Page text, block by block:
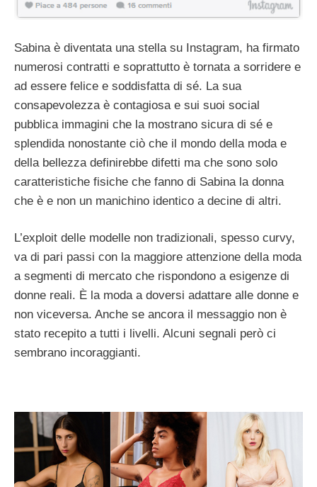
Sabina è diventata una stella su Instagram, ha firmato
numerosi contratti e soprattutto è tornata a sorridere e
ad essere felice e soddisfatta di sé. La sua
consapevolezza è contagiosa e sui suoi social
pubblica immagini che la mostrano sicura di sé e
splendida nonostante ciò che il mondo della moda e
della bellezza definirebbe difetti ma che sono solo
caratteristiche fisiche che fanno di Sabina la donna
che è e non un manichino identico a decine di altri.
L’exploit delle modelle non tradizionali, spesso curvy,
va di pari passi con la maggiore attenzione della moda
a segmenti di mercato che rispondono a esigenze di
donne reali. È la moda a doversi adattare alle donne e
non viceversa. Anche se ancora il messaggio non è
stato recepito a tutti i livelli. Alcuni segnali però ci
sembrano incoraggianti.